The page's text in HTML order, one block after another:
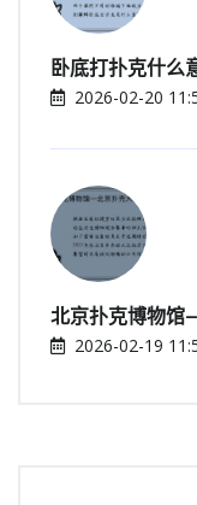
卧底打扑克什么
2026-02-20
北京扑克博物馆
2026-02-19